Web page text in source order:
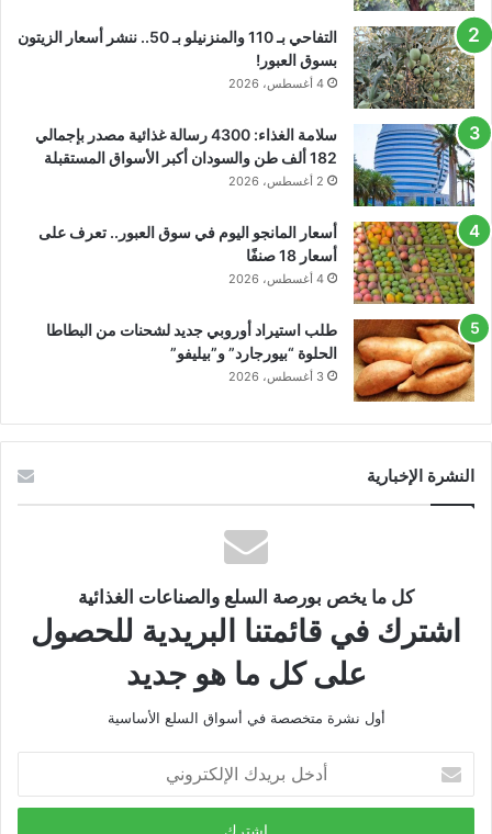
التفاحي بـ 110 والمنزنيلو بـ 50.. ننشر أسعار الزيتون
بسوق العبور!
4 أغسطس، 2026
سلامة الغذاء: 4300 رسالة غذائية مصدر بإجمالي
182 ألف طن والسودان أكبر الأسواق المستقبلة
2 أغسطس، 2026
أسعار المانجو اليوم في سوق العبور.. تعرف على
أسعار 18 صنفًا
4 أغسطس، 2026
طلب استيراد أوروبي جديد لشحنات من البطاطا
الحلوة “بيورجارد” و”بيليفو”
3 أغسطس، 2026
النشرة الإخبارية
كل ما يخص بورصة السلع والصناعات الغذائية
اشترك في قائمتنا البريدية للحصول
على كل ما هو جديد
أول نشرة متخصصة في أسواق السلع الأساسية
بريدك
الإلكتروني